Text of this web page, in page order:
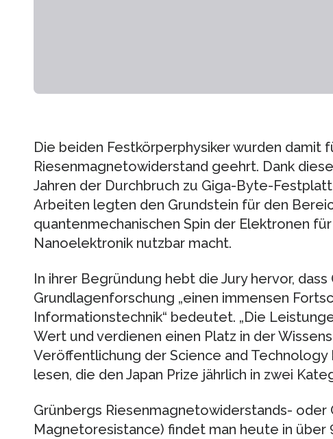
Die beiden Festkörperphysiker wurden damit
Riesenmagnetowiderstand geehrt. Dank
Jahren der Durchbruch zu Giga-Byte-
Arbeiten legten den Grundstein für den
quantenmechanischen Spin der Elektronen
Nanoelektronik nutzbar macht.
In ihrer Begründung hebt die Jury hervor,
Grundlagenforschung „einen immensen
Informationstechnik“ bedeutet. „Die
Wert und verdienen einen Platz in der
Veröffentlichung der Science and Technology
lesen, die den Japan Prize jährlich in zwei
Grünbergs Riesenmagnetowiderstands- oder
Magnetoresistance) findet man heute in